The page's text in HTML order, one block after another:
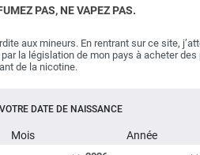
PAS, NE VAPEZ PAS.
aux mineurs. En rentrant sur ce site,
la législation de mon pays à acheter des
de la nicotine.
DATE DE NAISSANCE
Mois Année
à l'image du plus connu des
goût defruits rouges! Vous
!
en arômes, vendu en flacon